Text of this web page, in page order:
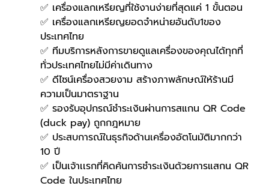
✅ เครื่องแลกเหรียญที่ใช้งานง่ายที่สุดแค่ 1 ขั้นตอน
✅ เครื่องแลกเหรียญยอดจำหน่ายอันดับ1ของ
ประเทศไทย
✅ ทีมบริการหลังการขายดูแลเครื่องของคุณได้ทุกที่
ทั่วประเทศไทยไม่มีค่าเดินทาง
✅ ดีไซน์เครื่องสวยงาม สร้างภาพลักษณ์ให้ร้านมี
ความเป็นมาตราฐาน
✅ รองรับอุปกรณ์ชำระเงินผ่านการสแกน QR Code
(duck pay) ถูกกฎหมาย
✅ ประสบการณ์ในธุรกิจด้านเครื่องอัตโนมัติมากกว่า
10 ปี
✅ เป็นเจ้าเเรกที่คิดค้นการชำระเงินด้วยการแสกน QR
Code ในประเทศไทย